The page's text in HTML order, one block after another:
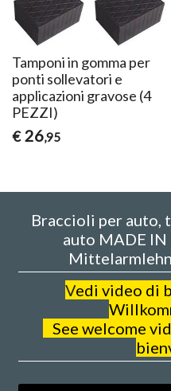
Tamponi in gomma per
ponti sollevatori e
applicazioni gravose (4
PEZZI)
€ 26,95
Braccioli per auto,
auto MADE IN
Vedi video di
See welcome